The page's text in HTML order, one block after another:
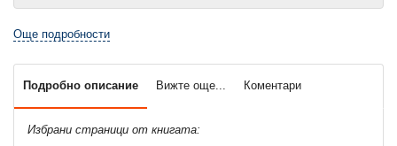
Още подробности
Подробно описание Вижте още... Коментари
Избрани страници от книгата: